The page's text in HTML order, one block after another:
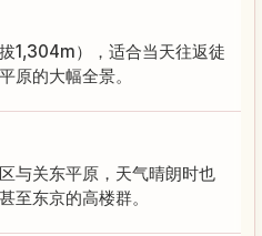
1,304m），适合当天往返徒
原的大幅全景。
与关东平原，天气晴朗时也
至东京的高楼群。